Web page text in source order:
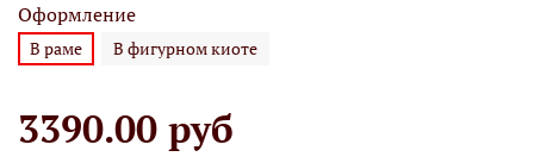
Оформление
В раме В фигурном киоте
3390.00 руб